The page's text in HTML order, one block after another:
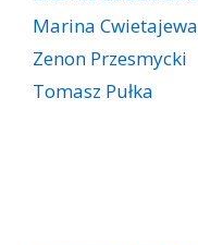
Marina Cwietajewa
Zenon Przesmycki
Tomasz Pułka